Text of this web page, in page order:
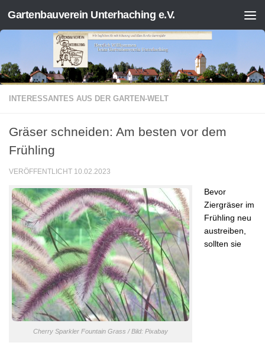
Zum Inhalt springen
Gartenbauverein Unterhaching e.V.
INTERESSANTES AUS DER GARTEN-WELT
Gräser schneiden: Am besten vor dem
Frühling
VERÖFFENTLICHT 10.02.2023
Cherry Sparkler Fountain Grass / Bild: Pixabay
Bevor
Ziergräser im
Frühling neu
austreiben,
sollten sie